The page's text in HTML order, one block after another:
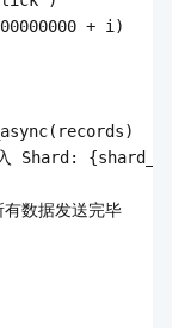
+ i)
Shard:
数据发送完毕